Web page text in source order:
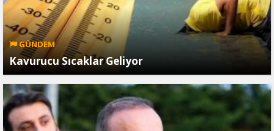
GÜNDEM
Kavurucu Sıcaklar Geliyor